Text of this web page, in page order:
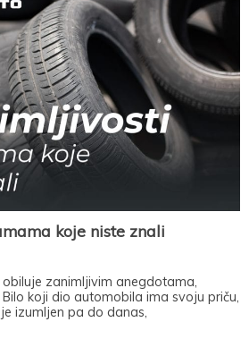
koje niste znali
zanimljivim anegdotama,
koji dio automobila ima svoju priču,
izumljen pa do danas,